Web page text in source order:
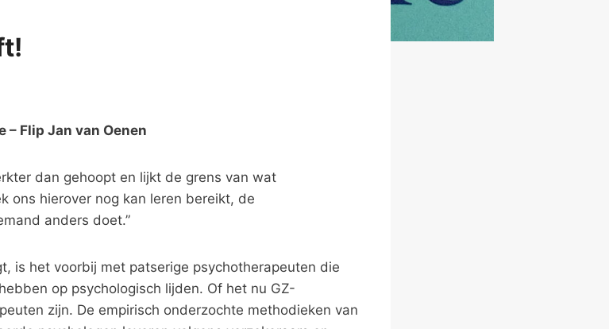
Flip Jan van Oenen
dan gehoopt en lijkt de grens van wat
ons hierover nog kan leren bereikt, de
anders doet.”
is het voorbij met patserige psychotherapeuten die
op psychologisch lijden. Of het nu GZ-
zijn. De empirisch onderzochte methodieken van